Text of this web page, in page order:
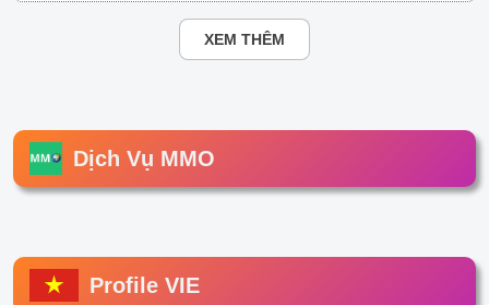
XEM THÊM
Dịch Vụ MMO
Profile VIE